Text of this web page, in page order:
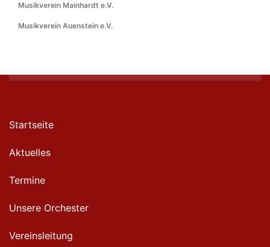
Musikverein Mainhardt e.V.
Musikverein Auenstein e.V.
Startseite
Aktuelles
Termine
Unsere Orchester
Vereinsleitung